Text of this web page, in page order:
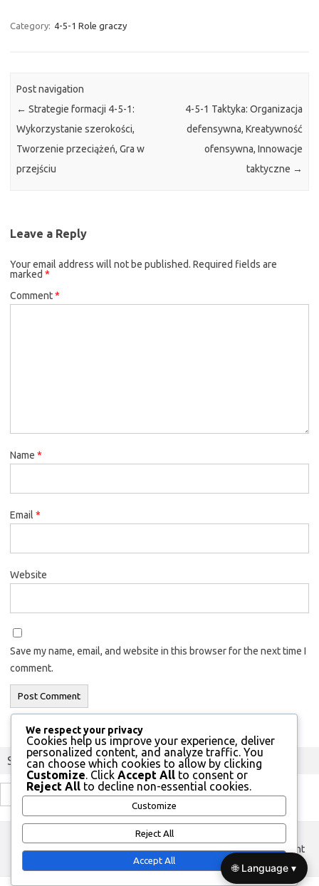
Category: 4-5-1 Role graczy
Post navigation
← Strategie formacji 4-5-1:
Wykorzystanie szerokości,
Tworzenie przeciążeń, Gra w
przejściu
4-5-1 Taktyka: Organizacja
defensywna, Kreatywność
ofensywna, Innowacje
taktyczne →
Leave a Reply
Your email address will not be published. Required fields are
marked *
Comment*
Name *
Email *
Website
Save my name, email, and website in this browser for the next time I
comment.
Szukaj
Search
for:
custom footer text left custom footer text right
We respect your privacy
Cookies help us improve your experience, deliver
personalized content, and analyze traffic. You
can choose which cookies to allow by clicking
Customize. Click Accept All to consent or
Reject All to decline non-essential cookies.
Customize
Reject All
Accept All
🌐 Language ▾